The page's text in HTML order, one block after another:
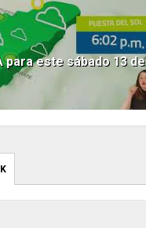
para este sábado 13 de